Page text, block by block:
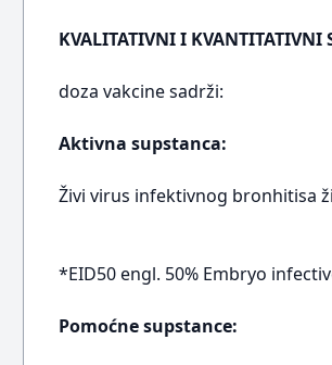
KVALITATIVNI I KVANTITATIVNI
doza vakcine sadrži:
Aktivna supstanca:
Živi virus infektivnog bronhitisa
*EID50 engl. 50% Embryo
Pomoćne supstance: